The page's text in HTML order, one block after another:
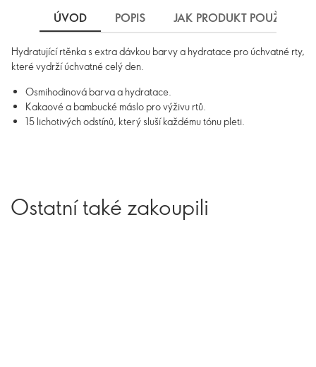
ÚVOD POPIS JAK PRODUKT POUŽÍVAT
Hydratující rtěnka s extra dávkou barvy a hydratace pro úchvatné rty,
které vydrží úchvatné celý den.
Osmihodinová barva a hydratace.
Kakaové a bambucké máslo pro výživu rtů.
15 lichotivých odstínů, který sluší každému tónu pleti.
Ostatní také zakoupili